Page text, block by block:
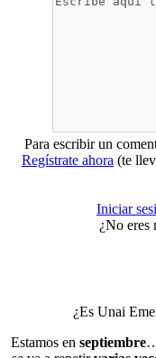
Para escribir un
Regístrate ahora (te
Iniciar
¿No eres
¿Es Unai
Estamos en septiembre